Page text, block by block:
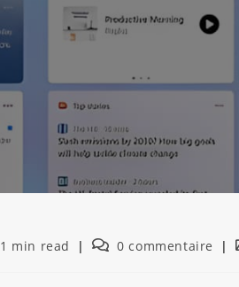
1 min read 0 commentaire